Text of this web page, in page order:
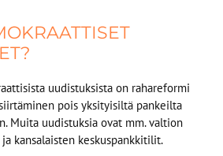
uudistuksista on rahareformi
pois yksityisiltä pankeilta
Muita uudistuksia ovat mm. valtion
kansalaisten keskuspankkitilit.